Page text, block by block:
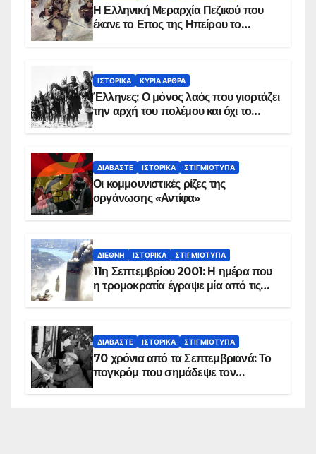
Η Ελληνική Μεραρχία Πεζικού που
έκανε το Επος της Ηπείρου το
ΙΣΤΟΡΙΚΆ ΚΥΡΙΑ ΑΡΘΡΑ
Έλληνες: Ο μόνος λαός που γιορτάζει
την αρχή του πολέμου και όχι το
ΔΙΑΒΆΣΤΕ ΙΣΤΟΡΙΚΆ ΣΤΙΓΜΙΌΤΥΠΑ
Οι κομμουνιστικές ρίζες της
οργάνωσης «Αντίφα»
ΔΙΕΘΝΉ ΙΣΤΟΡΙΚΆ ΣΤΙΓΜΙΌΤΥΠΑ
11η Σεπτεμβρίου 2001: Η ημέρα που
η τρομοκρατία έγραψε μία από τις
ΔΙΑΒΆΣΤΕ ΙΣΤΟΡΙΚΆ ΣΤΙΓΜΙΌΤΥΠΑ
70 χρόνια από τα Σεπτεμβριανά: Το
πογκρόμ που σημάδεψε τον